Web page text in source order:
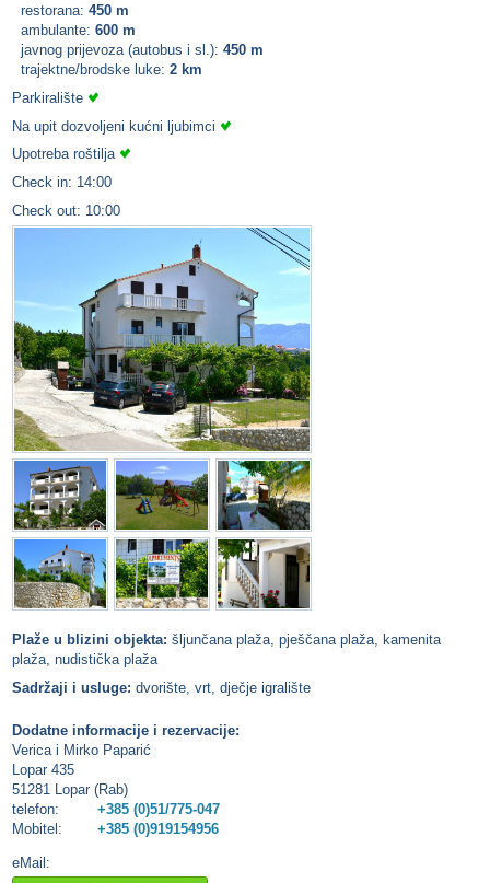
restorana: 450 m
ambulante: 600 m
javnog prijevoza (autobus i sl.): 450 m
trajektne/brodske luke: 2 km
Parkiralište
Na upit dozvoljeni kućni ljubimci
Upotreba roštilja
Check in: 14:00
Check out: 10:00
Plaže u blizini objekta: šljunčana plaža, pješčana plaža, kamenita
plaža, nudistička plaža
Sadržaji i usluge: dvorište, vrt, dječje igralište
Dodatne informacije i rezervacije:
Verica i Mirko Paparić
Lopar 435
51281 Lopar (Rab)
telefon:
+385 (0)51/775-047
Mobitel:
+385 (0)919154956
eMail: